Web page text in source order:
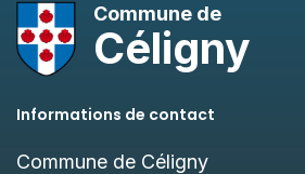
Commune de
Céligny
Informations de contact
Commune de Céligny